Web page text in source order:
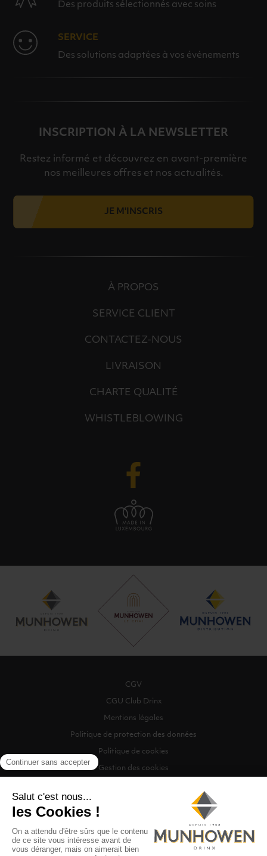
Des produits sélectionnés avec soins
SERVICE
Des solutions adaptées à vos événements
INSCRIPTION À LA NEWSLETTER
Restez informé et découvrez en avant-première
nos meilleures offres et nos actualités.
JE M'INSCRIS
À PROPOS
SERVICE CLIENT
CONTACTEZ-NOUS
LIVRAISON
CHARTE QUALITÉ
WHISTLEBLOWING
CGV
CGU Club Drinx
Mentions légales
Politique de protection des données
Politique de cookies
Gestion des cookies
©2026 Munhowen Drinx / Tous droits réservés
Digitalised by